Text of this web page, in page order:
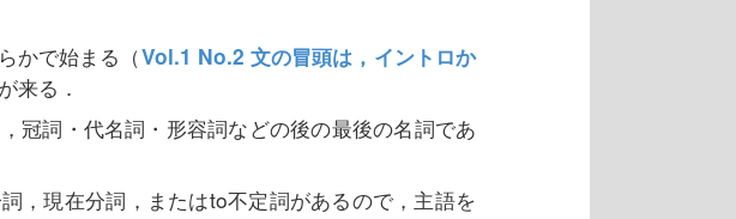
かで始まる（Vol.1 No.2 文の冒頭は，イントロか
来る．
冠詞・代名詞・形容詞などの後の最後の名詞であ
，現在分詞，またはto不定詞があるので，主語を